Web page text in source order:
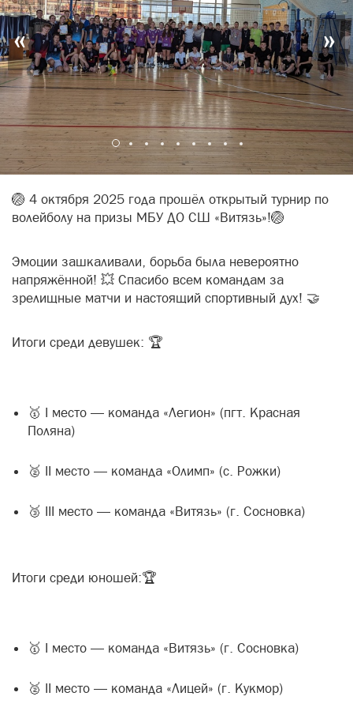
« »
🏐 4 октября 2025 года прошёл открытый турнир по
волейболу на призы МБУ ДО СШ «Витязь»!🏐
Эмоции зашкаливали, борьба была невероятно
напряжённой! 💥 Спасибо всем командам за
зрелищные матчи и настоящий спортивный дух! 🤝
Итоги среди девушек: 🏆
🥇 I место — команда «Легион» (пгт. Красная
Поляна)
🥈 II место — команда «Олимп» (с. Рожки)
🥉 III место — команда «Витязь» (г. Сосновка)
Итоги среди юношей:🏆
🥇 I место — команда «Витязь» (г. Сосновка)
🥈 II место — команда «Лицей» (г. Кукмор)